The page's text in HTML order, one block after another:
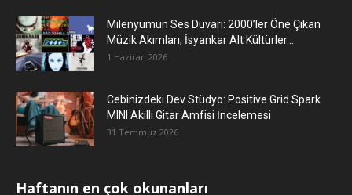
Milenyumun Ses Duvarı: 2000’ler Öne Çıkan
Müzik Akımları, İsyankar Alt Kültürler...
1 Haziran 2026
Cebinizdeki Dev Stüdyo: Positive Grid Spark
MINI Akıllı Gitar Amfisi İncelemesi
31 Temmuz 2026
Haftanın en çok okunanları